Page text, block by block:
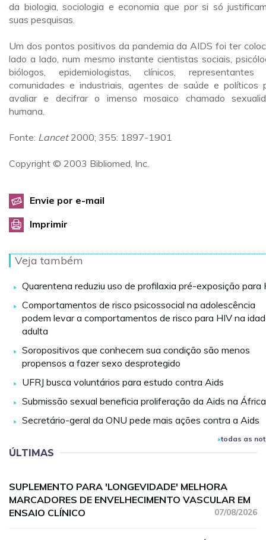
da biologia, sociologia e economia que por si só
suas pesquisas.
Um dos pontos positivos da pandemia da AIDS foi ter
lado a lado, num mesmo instante cientistas sociais,
biólogos, epidemiologistas, clínicos, representantes
comunidades e industriais, agentes de saúde e políticos
avaliar e decifrar o imenso mosaico chamado
humana.
Fonte: Lancet2000; 355: 1897-1901
Copyright © 2003 Bibliomed, Inc.
Envie por e-mail
Imprimir
Veja também
Quarentena reduziu uso de profilaxia pré-exposição para
Comportamentos de risco psicossocial na adolescência
podem levar a comportamentos de risco para HIV na
adulta
Soropositivos que conhecem sua condição são menos
propensos a fazer sexo desprotegido
UFRJ busca voluntários para estudo contra Aids
Submissão sexual beneficia proliferação da Aids na África
Secretário-geral da ONU pede mais ações contra a Aids
todas as
ÚLTIMAS
SUPLEMENTO PARA 'LONGEVIDADE' MELHORA
MARCADORES DE ENVELHECIMENTO VASCULAR EM
ENSAIO CLÍNICO
07/08/2026